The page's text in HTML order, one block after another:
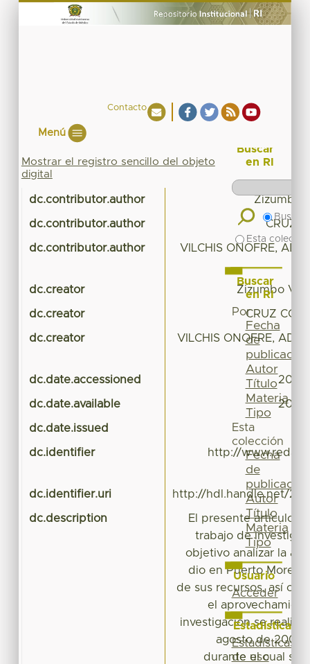
Contacto
Menú
Mostrar el registro sencillo del objeto
digital
dc.contributor.author Zizumbo
dc.contributor.author CRUZ
dc.contributor.author VILCHIS ONOFRE,
dc.creator Zizumbo
dc.creator CRUZ
dc.creator VILCHIS ONOFRE,
dc.date.accessioned
dc.date.available
dc.date.issued
dc.identifier
http://
dc.identifier.uri http://hdl.handle.net/
dc.description
El presente artículo
trabajo de
objetivo analizar la
dio en Puerto
de sus recursos, así
el
investigación se
agosto de 2009
durante el cual se
Buscar
en RI
Buscar
Esta
Buscar
en RI
Por
Fecha
de
publicación
Autor
Título
Materia
Tipo
Esta
colección
Fecha
de
publicación
Autor
Título
Materia
Tipo
Usuario
Acceder
Estadísticas
Estadísticas
de uso